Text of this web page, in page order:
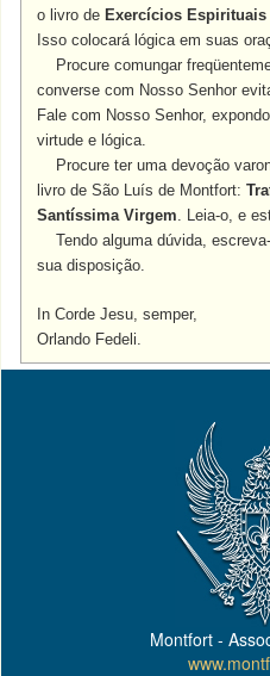
o livro de Exercícios
Isso colocará lógica em suas
Procure comungar
converse com Nosso Senhor
Fale com Nosso Senhor,
virtude e lógica.
Procure ter uma devoção
livro de São Luís de Montfort:
Santíssima Virgem. Leia-o, e
Tendo alguma dúvida,
sua disposição.
In Corde Jesu, semper,
Orlando Fedeli.
Montfort -